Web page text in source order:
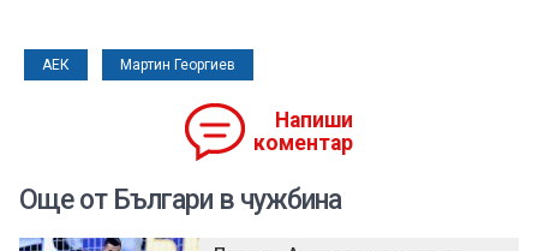
АЕК Мартин Георгиев
Напиши
коментар
Още от Българи в чужбина